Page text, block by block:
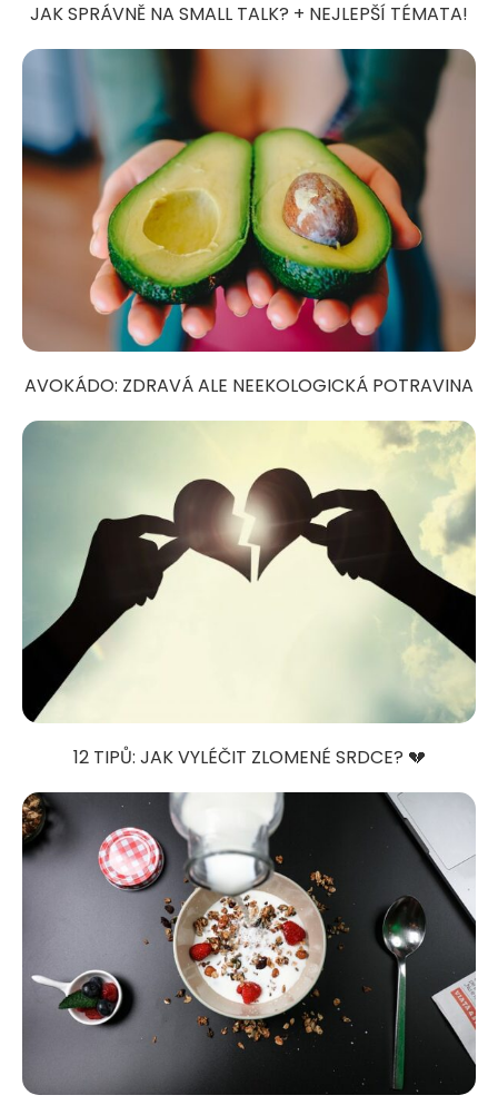
JAK SPRÁVNĚ NA SMALL TALK? + NEJLEPŠÍ TÉMATA!
AVOKÁDO: ZDRAVÁ ALE NEEKOLOGICKÁ POTRAVINA
12 TIPŮ: JAK VYLÉČIT ZLOMENÉ SRDCE? 💔